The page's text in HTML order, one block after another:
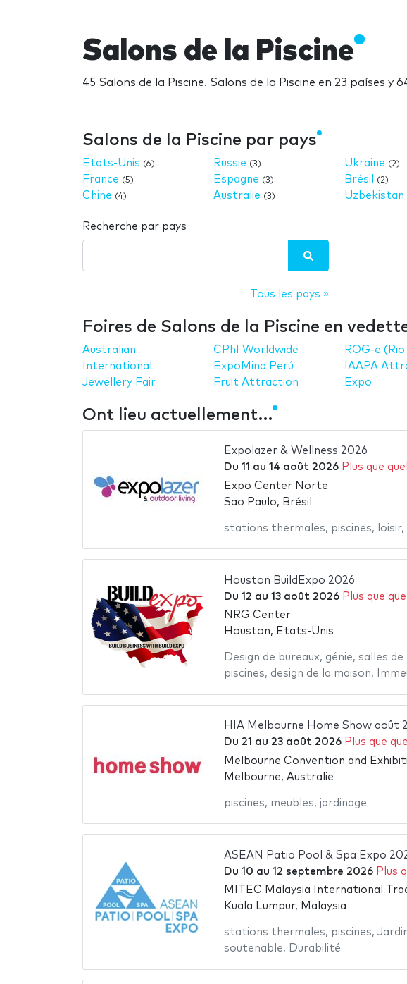
Salons de la Piscine
45 Salons de la Piscine. Salons de la Piscine en 23 países y
Salons de la Piscine par pays
Etats-Unis (6)
France (5)
Chine (4)
Russie (3)
Espagne (3)
Australie (3)
Ukraine (2)
Brésil (2)
Uzbekistan
Recherche par pays
Tous les pays »
Foires de Salons de la Piscine en
Australian
International
Jewellery Fair
CPhI Worldwide
ExpoMina Perú
Fruit Attraction
ROG-e
IAAPA
Expo
Ont lieu actuellement…
Expolazer & Wellness 2026
Du 11 au 14 août 2026 Plus que
Expo Center Norte
Sao Paulo, Brésil
stations thermales, piscines, loisir,
Houston BuildExpo 2026
Du 12 au 13 août 2026 Plus que
NRG Center
Houston, Etats-Unis
Design de bureaux, génie, salles de
piscines, design de la maison,
HIA Melbourne Home Show août
Du 21 au 23 août 2026 Plus que
Melbourne Convention and
Melbourne, Australie
piscines, meubles, jardinage
ASEAN Patio Pool & Spa Expo
Du 10 au 12 septembre 2026 Plus
MITEC Malaysia International
Kuala Lumpur, Malaysia
stations thermales, piscines,
soutenable, Durabilité